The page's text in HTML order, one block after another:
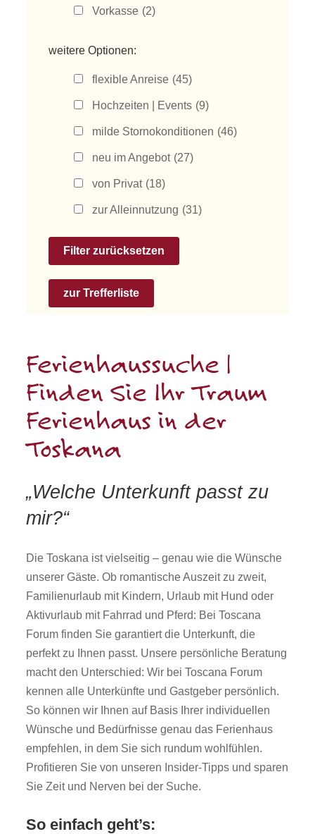
Vorkasse (2)
weitere Optionen:
flexible Anreise (45)
Hochzeiten | Events (9)
milde Stornokonditionen (46)
neu im Angebot (27)
von Privat (18)
zur Alleinnutzung (31)
Ferienhaussuche |
Finden Sie Ihr Traum
Ferienhaus in der
Toskana
„Welche Unterkunft passt zu
mir?“
Die Toskana ist vielseitig – genau wie die Wünsche
unserer Gäste. Ob romantische Auszeit zu zweit,
Familienurlaub mit Kindern, Urlaub mit Hund oder
Aktivurlaub mit Fahrrad und Pferd: Bei Toscana
Forum finden Sie garantiert die Unterkunft, die
perfekt zu Ihnen passt. Unsere persönliche Beratung
macht den Unterschied: Wir bei Toscana Forum
kennen alle Unterkünfte und Gastgeber persönlich.
So können wir Ihnen auf Basis Ihrer individuellen
Wünsche und Bedürfnisse genau das Ferienhaus
empfehlen, in dem Sie sich rundum wohlfühlen.
Profitieren Sie von unseren Insider-Tipps und sparen
Sie Zeit und Nerven bei der Suche.
So einfach geht’s: